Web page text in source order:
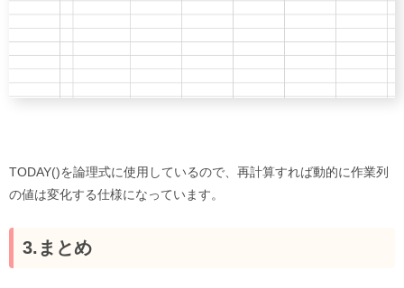
TODAY()を論理式に使用しているので、再計算すれば動的に作業列
の値は変化する仕様になっています。
3.まとめ